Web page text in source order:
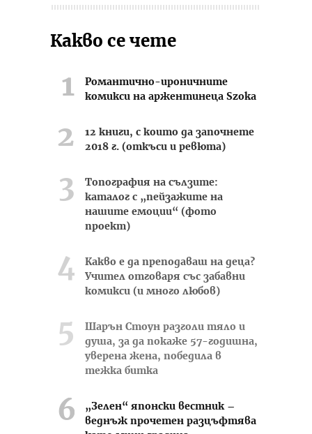
Какво се чете
Романтично-ироничните
комикси на аржентинеца Szoka
12 книги, с които да започнете
2018 г. (откъси и ревюта)
Топография на сълзите:
каталог с „пейзажите на
нашите емоции“ (фото
проект)
Какво е да преподаваш на деца?
Учител отговаря със забавни
комикси (и много любов)
Шарън Стоун разголи тяло и
душа, за да покаже 57-годишна,
уверена жена, победила в
тежка битка
„Зелен“ японски вестник –
веднъж прочетен разцъфтява